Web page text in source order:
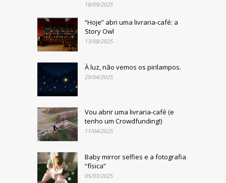
18/09/2025
“Hoje” abri uma livraria-café: a
Story Owl
13/08/2025
À luz, não vemos os pirilampos.
29/04/2025
Vou abrir uma livraria-café (e
tenho um Crowdfunding!)
11/04/2025
Baby mirror selfies e a fotografia
“física”
05/03/2025